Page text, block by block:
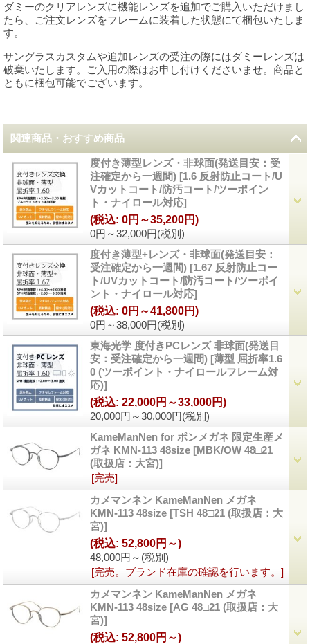
ダミーのクリアレンズに機能レンズを追加でご購入いただけまし
たら、ご注文レンズをフレームに装着した状態にて梱包いたしま
す。
サングラスカスタムや追加レンズの受注の際にはダミーレンズは
破棄いたします。ご入用の際はお申し付けくださいませ。商品と
ともに梱包可能でございます。
関連商品・おすすめ商品
度付き薄型レンズ・非球面(発送目安：受
注確定から一週間) [1.6 反射防止コート/U
Vカットコート/防汚コート/ツーポイン
ト・ナイロール対応]
0円～32,000円(税別)
(税込: 0円～35,200円)
度付き薄型+レンズ・非球面(発送目安：
受注確定から一週間) [1.67 反射防止コー
ト/UVカットコート/防汚コート/ツーポイ
ント・ナイロール対応]
0円～38,000円(税別)
(税込: 0円～41,800円)
東海光学 度付きPCレンズ 非球面(発送目
安：受注確定から一週間) [薄型 屈折率1.6
0 (ツーポイント・ナイロールフレーム対
応)]
20,000円～30,000円(税別)
(税込: 22,000円～33,000円)
KameManNen for ポンメガネ 限定生産メ
ガネ KMN-113 48size [MBK/OW 48□21
(取扱店：大宮)]
[完売]
カメマンネン KameManNen メガネ
KMN-113 48size [TSH 48□21 (取扱店：大
宮)]
48,000円～ (税別)
(税込: 52,800円～)
[完売。ブランド在庫の確認を行います。]
カメマンネン KameManNen メガネ
KMN-113 48size [AG 48□21 (取扱店：大
宮)]
(税込: 52,800円～)